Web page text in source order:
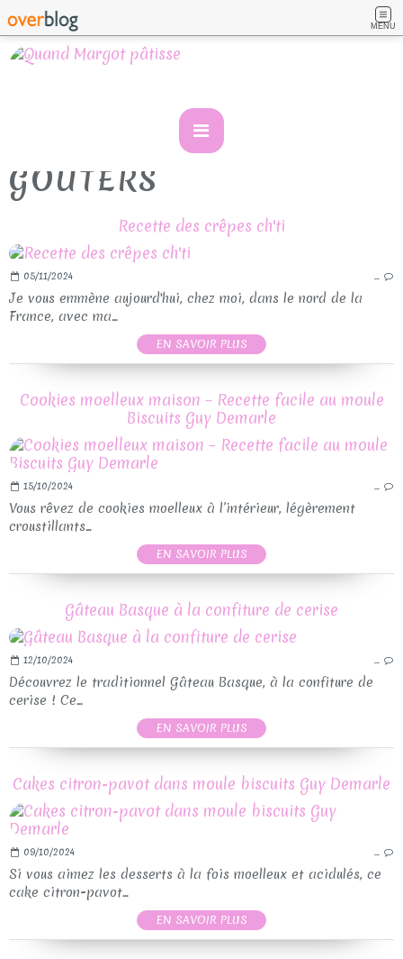
MENU
GOUTERS
Recette des crêpes ch'ti
05/11/2024 …
Je vous emmène aujourd'hui, chez moi, dans le nord de la
France, avec ma...
EN SAVOIR PLUS
Cookies moelleux maison – Recette facile au moule
Biscuits Guy Demarle
15/10/2024 …
Vous rêvez de cookies moelleux à l’intérieur, légèrement
croustillants...
EN SAVOIR PLUS
Gâteau Basque à la confiture de cerise
12/10/2024 …
Découvrez le traditionnel Gâteau Basque, à la confiture de
cerise ! Ce...
EN SAVOIR PLUS
Cakes citron-pavot dans moule biscuits Guy Demarle
09/10/2024 …
Si vous aimez les desserts à la fois moelleux et acidulés, ce
cake citron-pavot...
EN SAVOIR PLUS